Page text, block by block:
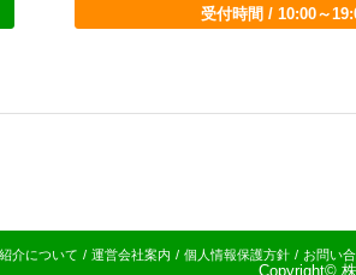
受付時間 / 10:00～
介について 運営会社案内 個人情報保護方針 お問い
Copyright©